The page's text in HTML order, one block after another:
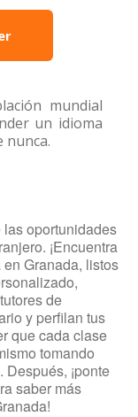
mundial
un idioma
nunca.
oportunidades
¡Encuentra
Granada, listos
de
y perfilan tus
que cada clase
tomando
¡ponte
saber más